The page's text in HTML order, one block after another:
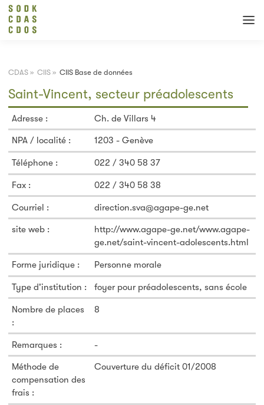
CDAS » CIIS » CIIS Base de données
Saint-Vincent, secteur préadolescents
Adresse : Ch. de Villars 4
NPA / localité : 1203 - Genève
Téléphone : 022 / 340 58 37
Fax : 022 / 340 58 38
Courriel : direction.sva@agape-ge.net
site web :
http://www.agape-ge.net/www.agape-
ge.net/saint-vincent-adolescents.html
Forme juridique : Personne morale
Type d'institution : foyer pour préadolescents, sans école
Nombre de places
:
8
Remarques : -
Méthode de
compensation des
frais :
Couverture du déficit 01/2008